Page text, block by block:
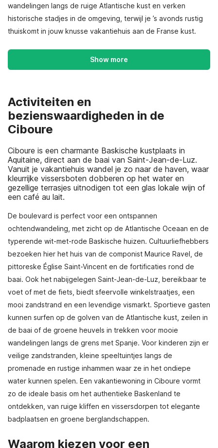
wandelingen langs de ruige Atlantische kust en verken
historische stadjes in de omgeving, terwijl je ’s avonds rustig
thuiskomt in jouw knusse vakantiehuis aan de Franse kust.
Show more
Activiteiten en
bezienswaardigheden in de
Ciboure
Ciboure is een charmante Baskische kustplaats in
Aquitaine, direct aan de baai van Saint-Jean-de-Luz.
Vanuit je vakantiehuis wandel je zo naar de haven, waar
kleurrijke vissersboten dobberen op het water en
gezellige terrasjes uitnodigen tot een glas lokale wijn of
een café au lait.
De boulevard is perfect voor een ontspannen
ochtendwandeling, met zicht op de Atlantische Oceaan en de
typerende wit-met-rode Baskische huizen. Cultuurliefhebbers
bezoeken hier het huis van de componist Maurice Ravel, de
pittoreske Église Saint-Vincent en de fortificaties rond de
baai. Ook het nabijgelegen Saint-Jean-de-Luz, bereikbaar te
voet of met de fiets, biedt sfeervolle winkelstraatjes, een
mooi zandstrand en een levendige vismarkt. Sportieve gasten
kunnen surfen op de golven van de Atlantische kust, zeilen in
de baai of de groene heuvels in trekken voor mooie
wandelingen langs de grens met Spanje. Voor kinderen zijn er
veilige zandstranden, kleine speeltuintjes langs de
promenade en rustige inhammen waar ze in het ondiepe
water kunnen spelen. Een vakantiewoning in Ciboure vormt
zo de ideale basis om het authentieke Baskenland te
ontdekken, van ruige kliffen en vissersdorpen tot elegante
badplaatsen en groene berglandschappen.
Waarom kiezen voor een